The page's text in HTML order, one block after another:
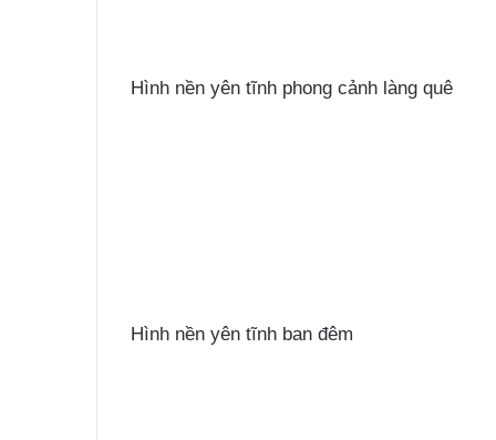
Hình nền yên tĩnh phong cảnh làng quê
Hình nền yên tĩnh ban đêm